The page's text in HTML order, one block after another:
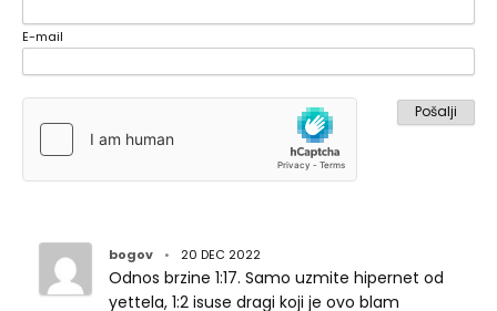
E-mail
bogov • 20 DEC 2022
Odnos brzine 1:17. Samo uzmite hipernet od
yettela, 1:2 isuse dragi koji je ovo blam